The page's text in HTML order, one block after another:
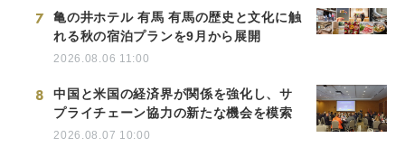
7
亀の井ホテル 有馬 有馬の歴史と文化に触
れる秋の宿泊プランを9月から展開
2026.08.06 11:00
8
中国と米国の経済界が関係を強化し、サ
プライチェーン協力の新たな機会を模索
2026.08.07 10:00